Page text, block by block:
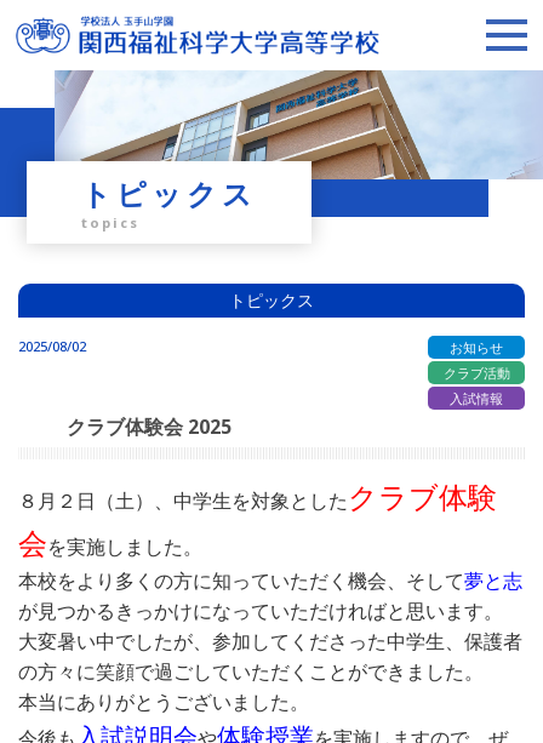
トピックス
topics
トピックス
クラブ体験会 2025
2025/08/02
お知らせ
クラブ活動
入試情報
８月２日（土）、中学生を対象としたクラブ体験
会を実施しました。
本校をより多くの方に知っていただく機会、そして夢と志
が見つかるきっかけになっていただければと思います。
大変暑い中でしたが、参加してくださった中学生、保護者
の方々に笑顔で過ごしていただくことができました。
本当にありがとうございました。
入試説明会 体験授業